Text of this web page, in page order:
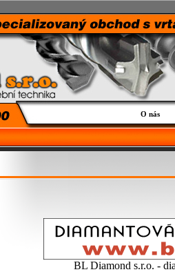
O nás
BL Diamond s.r.o. -